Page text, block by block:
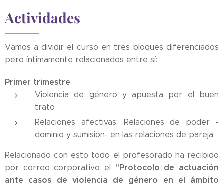
Actividades
Vamos a dividir el curso en tres bloques diferenciados
pero íntimamente relacionados entre sí:
Primer trimestre:
Violencia de género y apuesta por el buen
trato
Relaciones afectivas: Relaciones de poder -
dominio y sumisión- en las relaciones de pareja
Relacionado con esto todo el profesorado ha recibido
por correo corporativo el "Protocolo de actuación
ante casos de violencia de género en el ámbito